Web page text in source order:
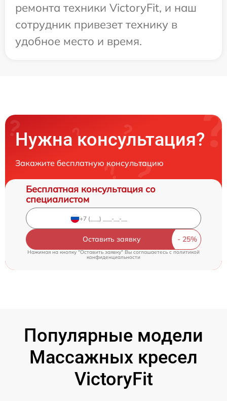
ремонта техники VictoryFit, и наш
сотрудник привезет технику в
удобное место и время.
Нужна консультация?
Закажите бесплатную консультацию
Бесплатная консультация со
специалистом
Оставить заявку
Нажимая на кнопку "Оставить заявку" Вы соглашаетесь cполитикой
конфиденциальности
Популярные модели
Массажных кресел
VictoryFit